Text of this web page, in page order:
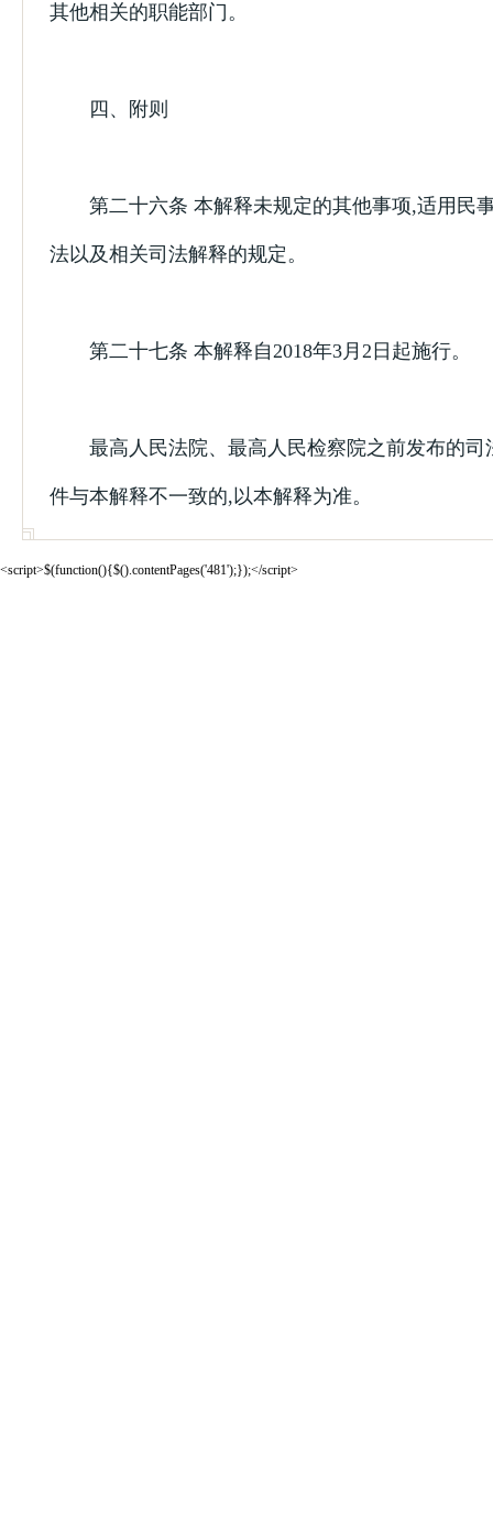
其他相关的职能部门。
四、附则
第二十六条 本解释未规定的其他事项,适用民
法以及相关司法解释的规定。
第二十七条 本解释自2018年3月2日起施行。
最高人民法院、最高人民检察院之前发布的司
件与本解释不一致的,以本解释为准。
<script>$(function(){$().contentPages('481');});</script>